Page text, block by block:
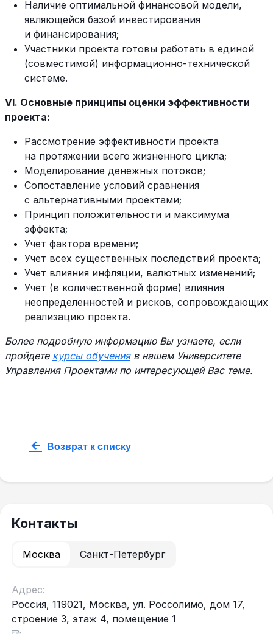
Наличие оптимальной финансовой модели,
являющейся базой инвестирования
и финансирования;
Участники проекта готовы работать в единой
(совместимой) информационно-технической
системе.
VI. Основные принципы оценки эффективности
проекта:
Рассмотрение эффективности проекта
на протяжении всего жизненного цикла;
Моделирование денежных потоков;
Сопоставление условий сравнения
с альтернативными проектами;
Принцип положительности и максимума
эффекта;
Учет фактора времени;
Учет всех существенных последствий проекта;
Учет влияния инфляции, валютных изменений;
Учет (в количественной форме) влияния
неопределенностей и рисков, сопровождающих
реализацию проекта.
Более подробную информацию Вы узнаете, если
пройдете курсы обученияв нашем Университете
Управления Проектами по интересующей Вас теме.
Возврат к списку
Контакты
Москва Санкт-Петербург
Адрес:
Россия, 119021, Москва, ул. Россолимо, дом 17,
строение 3, этаж 4, помещение 1